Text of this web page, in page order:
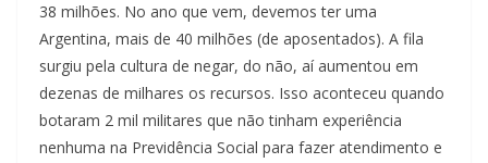
38 milhões. No ano que vem, devemos ter uma
Argentina, mais de 40 milhões (de aposentados). A fila
surgiu pela cultura de negar, do não, aí aumentou em
dezenas de milhares os recursos. Isso aconteceu quando
botaram 2 mil militares que não tinham experiência
nenhuma na Previdência Social para fazer atendimento e